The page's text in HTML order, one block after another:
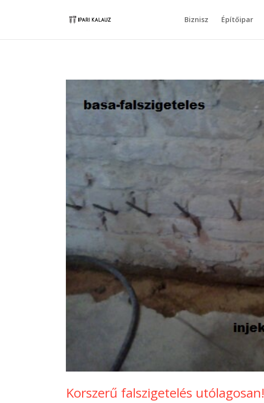
Biznisz Építőipar
Korszerű falszigetelés utólagosan!